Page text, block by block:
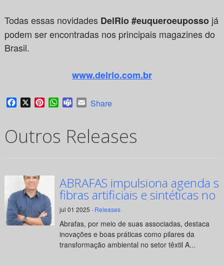
Todas essas novidades DelRio #euqueroeupossojá
podem ser encontradas nos principais magazines do
Brasil.
www.delrio.com.br
Facebook
X PinterestWhatsApp
TeamsEmail
Share
Outros Releases
ABRAFAS impulsiona agenda
fibras artificiais e sintéticas no
jul 01 2025 · Releases
Abrafas, por meio de suas associadas, destaca
inovações e boas práticas como pilares da
transformação ambiental no setor têxtil A...